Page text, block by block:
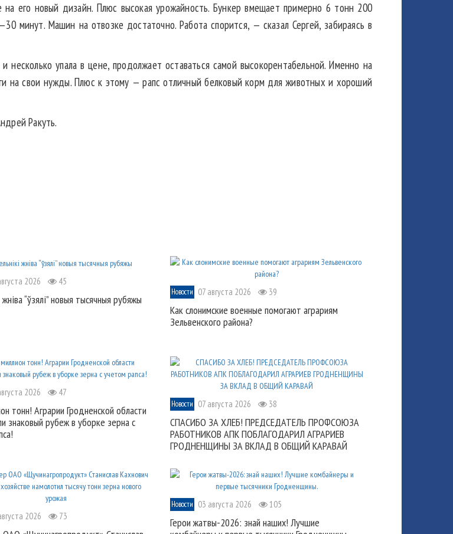
его новый дизайн. Плюс высокая урожайность. Бункер вмещает примерно 6 тонн 200
минут. Машин на отвозке достаточно. Работа спорится, — сказал Сергей, забираясь в
несколько упала в цене, продолжает оставаться самой высокорентабельной. Именно на
на свои нужды. Плюс к этому — рапс отличный белковый корм для животных и хороший
Ракуть.
2026 45
жніва “ўзялі” новыя тысячныя рубяжы
Новости 07 августа 2026 39
Как слонимские военные помогают аграриям
Зельвенского района?
2026 47
тонн! Аграрии Гродненской области
знаковый рубеж в уборке зерна с
Новости 07 августа 2026 38
СПАСИБО ЗА ХЛЕБ! ПРЕДСЕДАТЕЛЬ ПРОФСОЮЗА
РАБОТНИКОВ АПК ПОБЛАГОДАРИЛ АГРАРИЕВ
ГРОДНЕНЩИНЫ ЗА ВКЛАД В ОБЩИЙ КАРАВАЙ
2026 73
Новости 03 августа 2026 105
Герои жатвы-2026: знай наших! Лучшие